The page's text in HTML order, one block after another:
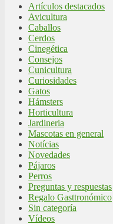
Artículos destacados
Avicultura
Caballos
Cerdos
Cinegética
Consejos
Cunicultura
Curiosidades
Gatos
Hámsters
Horticultura
Jardineria
Mascotas en general
Notícias
Novedades
Pájaros
Perros
Preguntas y respuestas
Regalo Gasttronómico
Sin categoría
Vídeos